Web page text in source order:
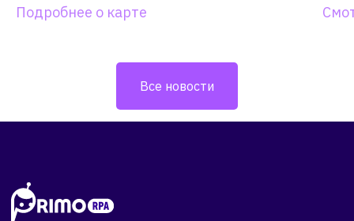
Подробнее о карте
Все новости